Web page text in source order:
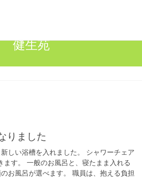
健生苑
りました
しい浴槽を入れました。 シャワーチェア
ます。 一般のお風呂と、寝たまま入れる
お風呂が選べます。 職員は、抱える負担